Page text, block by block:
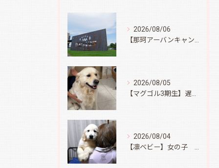
2026/08/06
2026/08/05
2026/08/04